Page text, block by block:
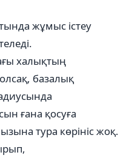
жұмыс істеу
халықтың
базалық
ғана қосуға
тура көрініс жоқ.